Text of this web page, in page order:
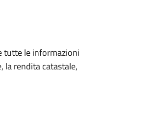
tutte le informazioni
la rendita catastale,